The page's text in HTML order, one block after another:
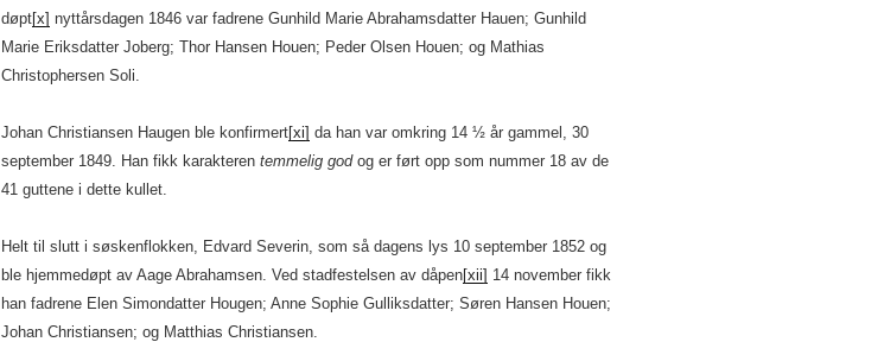
døpt[x] nyttårsdagen 1846 var fadrene Gunhild Marie Abrahamsdatter Hauen; Gunhild
Marie Eriksdatter Joberg; Thor Hansen Houen; Peder Olsen Houen; og Mathias
Christophersen Soli.
Johan Christiansen Haugen ble konfirmert[xi] da han var omkring 14 ½ år gammel, 30
september 1849. Han fikk karakteren temmelig godog er ført opp som nummer 18 av de
41 guttene i dette kullet.
Helt til slutt i søskenflokken, Edvard Severin, som så dagens lys 10 september 1852 og
ble hjemmedøpt av Aage Abrahamsen. Ved stadfestelsen av dåpen[xii] 14 november fikk
han fadrene Elen Simondatter Hougen; Anne Sophie Gulliksdatter; Søren Hansen Houen;
Johan Christiansen; og Matthias Christiansen.